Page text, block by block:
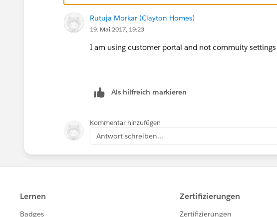
Rutuja Morkar (Clayton Homes)
19. Mai 2017, 19:23
I am using customer portal and not commuity settings
Als hilfreich markieren
Kommentar hinzufügen
Antwort schreiben...